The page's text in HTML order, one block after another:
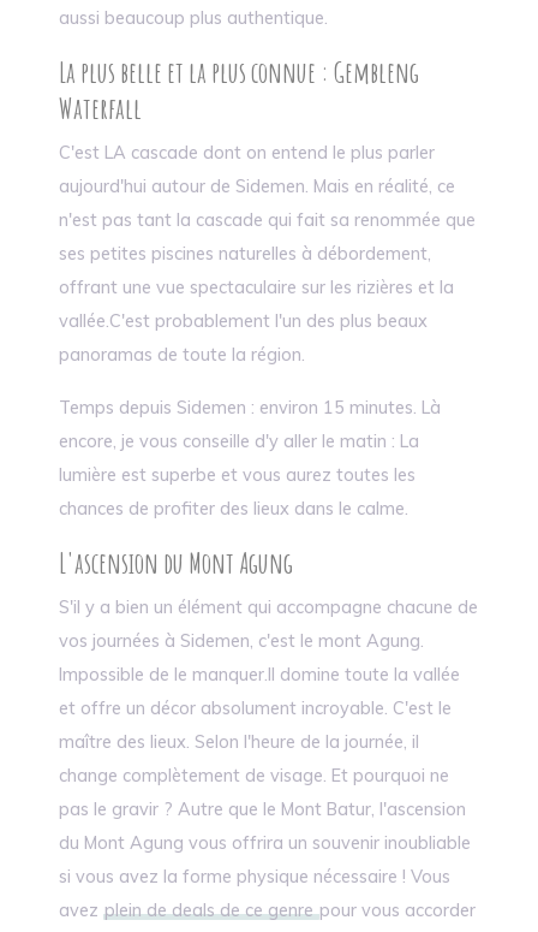
aussi beaucoup plus authentique.
La plus belle et la plus connue : Gembleng
Waterfall
C'est LA cascade dont on entend le plus parler
aujourd'hui autour de Sidemen. Mais en réalité, ce
n'est pas tant la cascade qui fait sa renommée que
ses petites piscines naturelles à débordement,
offrant une vue spectaculaire sur les rizières et la
vallée.C'est probablement l'un des plus beaux
panoramas de toute la région.
Temps depuis Sidemen : environ 15 minutes. Là
encore, je vous conseille d'y aller le matin : La
lumière est superbe et vous aurez toutes les
chances de profiter des lieux dans le calme.
L'ascension du Mont Agung
S'il y a bien un élément qui accompagne chacune de
vos journées à Sidemen, c'est le mont Agung.
Impossible de le manquer.Il domine toute la vallée
et offre un décor absolument incroyable. C'est le
maître des lieux. Selon l'heure de la journée, il
change complètement de visage. Et pourquoi ne
pas le gravir ? Autre que le Mont Batur, l'ascension
du Mont Agung vous offrira un souvenir inoubliable
si vous avez la forme physique nécessaire ! Vous
avezplein de deals de ce genrepour vous accorder